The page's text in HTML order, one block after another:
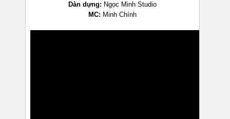
Dàn dựng: Ngọc Minh Studio
MC: Minh Chính